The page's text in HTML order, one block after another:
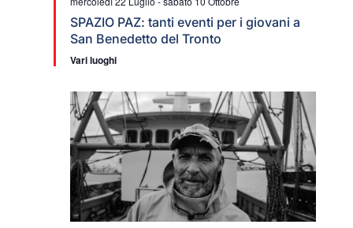
SPAZIO PAZ: tanti eventi per i giovani a
San Benedetto del Tronto
Vari luoghi